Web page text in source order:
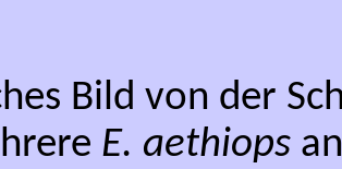
Bild von der
E. aethiops